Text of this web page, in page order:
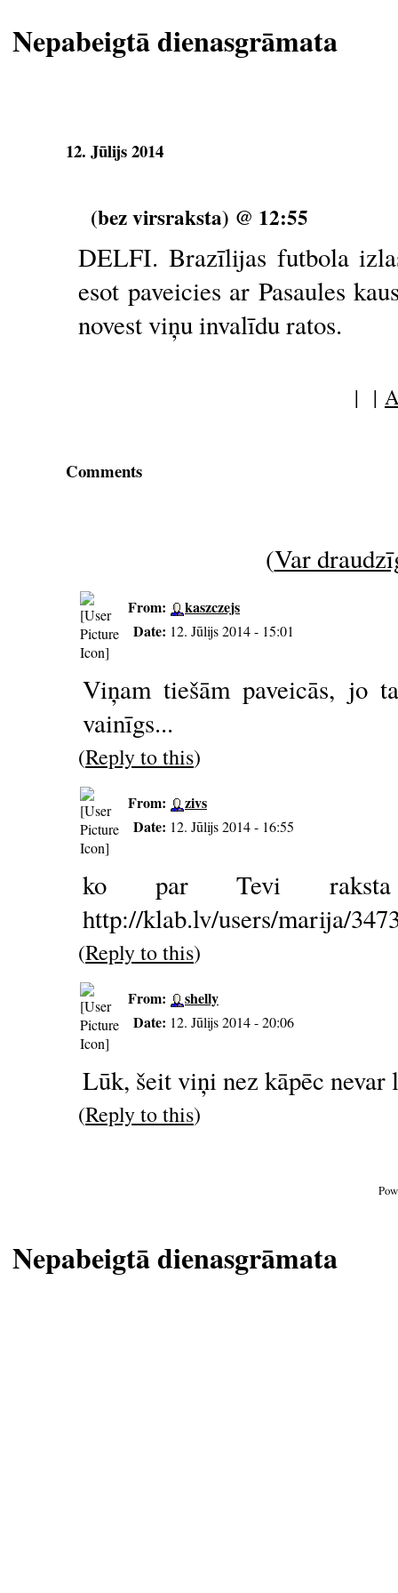
Nepabeigtā dienasgrāmata
12. Jūlijs 2014
(bez virsraksta) @ 12:55
DELFI. Brazīlijas futbola
esot paveicies ar Pasaules
novest viņu invalīdu ratos.
| |
Comments
(Var
From:
kaszczejs
Date: 12. Jūlijs 2014 - 15:01
Viņam tiešām paveicās, jo
vainīgs...
(Reply to this)
From:
zivs
Date: 12. Jūlijs 2014 - 16:55
ko par Tevi raksta
http://klab.lv/users/marija/
(Reply to this)
From:
shelly
Date: 12. Jūlijs 2014 - 20:06
Lūk, šeit viņi nez kāpēc
(Reply to this)
Nepabeigtā dienasgrāmata